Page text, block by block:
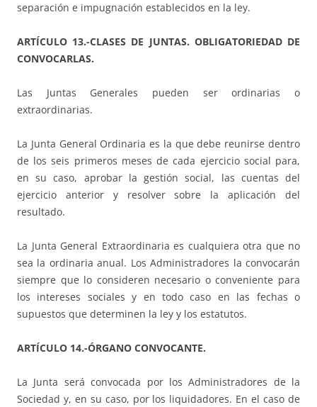
separación e impugnación establecidos en la ley.
ARTÍCULO 13.-CLASES DE JUNTAS. OBLIGATORIEDAD DE
CONVOCARLAS.
Las Juntas Generales pueden ser ordinarias o
extraordinarias.
La Junta General Ordinaria es la que debe reunirse dentro
de los seis primeros meses de cada ejercicio social para,
en su caso, aprobar la gestión social, las cuentas del
ejercicio anterior y resolver sobre la aplicación del
resultado.
La Junta General Extraordinaria es cualquiera otra que no
sea la ordinaria anual. Los Administradores la convocarán
siempre que lo consideren necesario o conveniente para
los intereses sociales y en todo caso en las fechas o
supuestos que determinen la ley y los estatutos.
ARTÍCULO 14.-ÓRGANO CONVOCANTE.
La Junta será convocada por los Administradores de la
Sociedad y, en su caso, por los liquidadores. En el caso de